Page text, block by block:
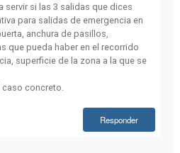
servir si las 3 salidas que dices
para salidas de emergencia en
anchura de pasillos,
que pueda haber en el recorrido
superficie de la zona a la que se
concreto.
Responder